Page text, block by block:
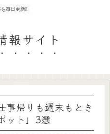
毎日更新‼
報サイト
事帰りも週末もとき
ット」3選